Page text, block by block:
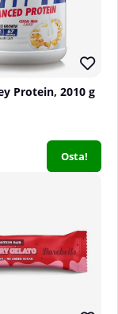
(n. 5 g)
ml:n veteen
Protein, 2010 g
Osta!